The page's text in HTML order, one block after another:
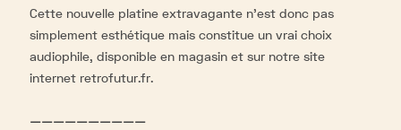
Cette nouvelle platine extravagante n’est donc pas
simplement esthétique mais constitue un vrai choix
audiophile, disponible en magasin et sur notre site
internet retrofutur.fr.
——————————